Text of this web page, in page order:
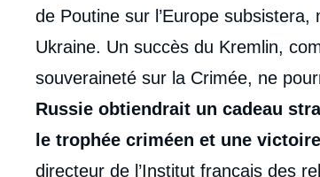
de Poutine sur l’Europe
Ukraine. Un succès du Kremlin,
souveraineté sur la Crimée, ne
Russie obtiendrait un cadeau
le trophée criméen et une
directeur de l’Institut français des